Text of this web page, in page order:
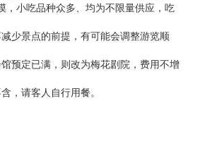
，小吃品种众多、均为不限量供应，吃
少景点的前提，有可能会调整游览顺
预定已满，则改为梅花剧院，费用不增
，请客人自行用餐。